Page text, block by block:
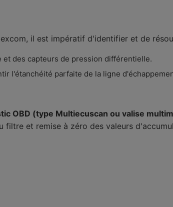
il est impératif d'identifier et de
et des capteurs de pression différentielle.
l'étanchéité parfaite de la ligne
OBD (type Multiecuscan ou valise
et remise à zéro des valeurs